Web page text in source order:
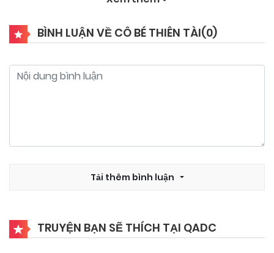
BÌNH LUẬN VỀ CÔ BÉ THIÊN TÀI(0)
Tải thêm bình luận
TRUYỆN BẠN SẼ THÍCH TẠI QADC